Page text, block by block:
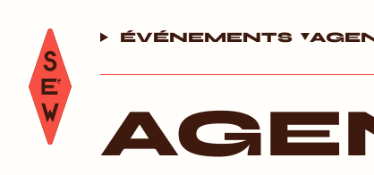
ÉVÉNEMENTS